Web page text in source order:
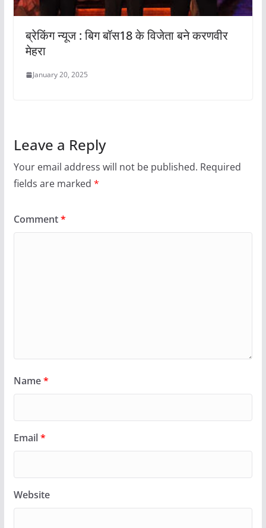
ब्रेकिंग न्यूज : बिग बॉस18 के विजेता बने करणवीर
मेहरा
January 20, 2025
Leave a Reply
Your email address will not be published. Required
fields are marked *
Comment*
Name*
Email*
Website